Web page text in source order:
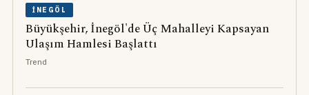
İNEGÖL
Büyükşehir, İnegöl'de Üç Mahalleyi Kapsayan
Ulaşım Hamlesi Başlattı
Trend